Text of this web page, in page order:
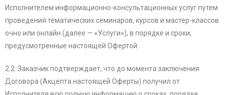
Исполнителем информационно-консультационных услуг путем
проведения тематических семинаров, курсов и мастер-классов
очно или онлайн (далее — «Услуги»), в порядке и сроки,
предусмотренные настоящей Офертой.
2.2. Заказчик подтверждает, что до момента заключения
Договора (Акцепта настоящей Оферты) получил от